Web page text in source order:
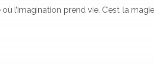
l’imagination prend vie. C’est la